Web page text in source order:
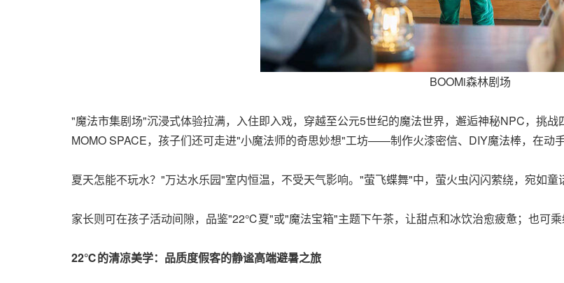
BOOMi森林剧场
"魔法市集剧场"沉浸式体验拉满，入住即入戏，穿越至公元5世纪的魔法世界，邂逅神秘NPC，挑
MOMO SPACE，孩子们还可走进"小魔法师的奇思妙想"工坊——制作火漆密信、DIY魔法棒，在动
夏天怎能不玩水？"万达水乐园"室内恒温，不受天气影响。"萤飞蝶舞"中，萤火虫闪闪萦绕，宛如
家长则可在孩子活动间隙，品鉴"22℃夏"或"魔法宝箱"主题下午茶，让甜点和冰饮治愈疲惫；也可
22℃的清凉美学：品质度假客的静谧高端避暑之旅